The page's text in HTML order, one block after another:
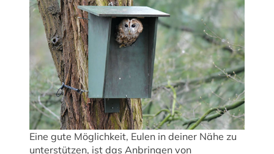
Eine gute Möglichkeit, Eulen in deiner Nähe zu
unterstützen, ist das Anbringen von